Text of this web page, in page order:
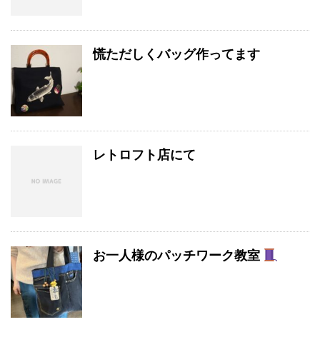
慌ただしくバッグ作ってます
レトロフト店にて
お一人様のパッチワーク教室